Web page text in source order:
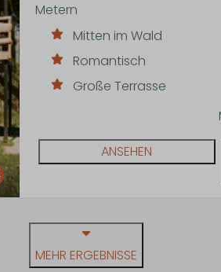
Metern
Mitten im Wald
Romantisch
Große Terrasse
ANSEHEN
MEHR ERGEBNISSE